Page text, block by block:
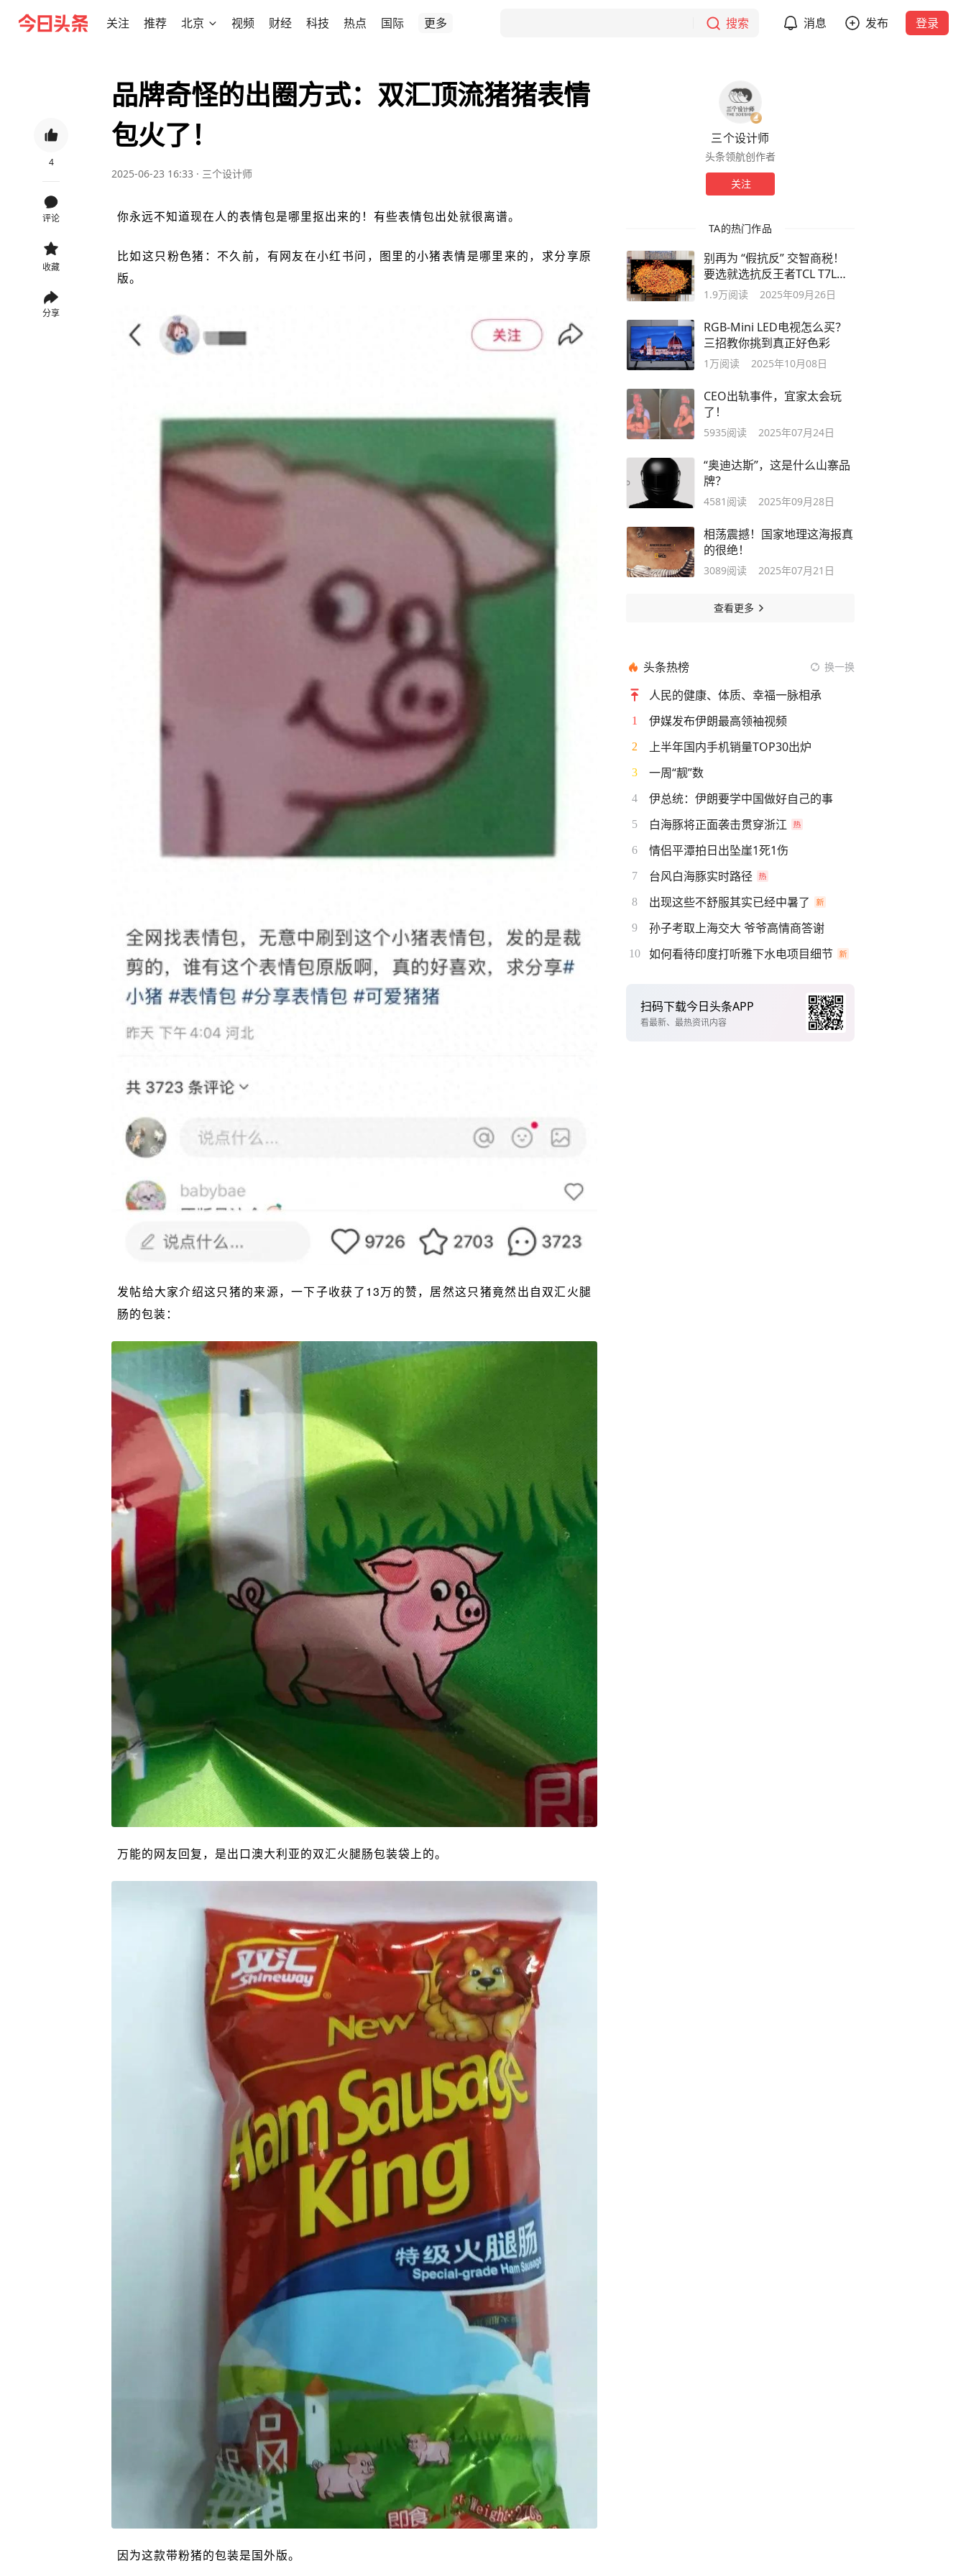
关注 推荐 北京 视频 财经 科技 热点 国际 更多 搜索 消息 发布 登录
4
评论
收藏
分享
品牌奇怪的出圈方式：双汇顶流猪猪表情
包火了！
2025-06-23 16:33 · 三个设计师
你永远不知道现在人的表情包是哪里抠出来的！有些表情包出处就很离谱。
比如这只粉色猪：不久前，有网友在小红书问，图里的小猪表情是哪里来的，求分享原
版。
发帖给大家介绍这只猪的来源，一下子收获了13万的赞，居然这只猪竟然出自双汇火腿
肠的包装：
万能的网友回复，是出口澳大利亚的双汇火腿肠包装袋上的。
因为这款带粉猪的包装是国外版。
三个设计师
头条领航创作者
关注
TA的热门作品
别再为 “假抗反” 交智商税！
要选就选抗反王者TCL T7L
Ultra
1.9万阅读 2025年09月26日
RGB-Mini LED电视怎么买？
三招教你挑到真正好色彩
1万阅读 2025年10月08日
CEO出轨事件，宜家太会玩
了！
5935阅读 2025年07月24日
“奥迪达斯”，这是什么山寨品
牌？
4581 阅读 2025年09月28日
相荡震撼！国家地理这海报真
的很绝！
3089阅读 2025年07月21日
查看更多
头条热榜 换一换
人民的健康、体质、幸福一脉相承
1 伊媒发布伊朗最高领袖视频
2 上半年国内手机销量TOP30出炉
3 一周“靓”数
4 伊总统：伊朗要学中国做好自己的事
5 白海豚将正面袭击贯穿浙江
6 情侣平潭拍日出坠崖1死1伤
7 台风白海豚实时路径
8 出现这些不舒服其实已经中暑了
9 孙子考取上海交大 爷爷高情商答谢
10 如何看待印度打听雅下水电项目细节
扫码下载今日头条APP
看最新、最热资讯内容